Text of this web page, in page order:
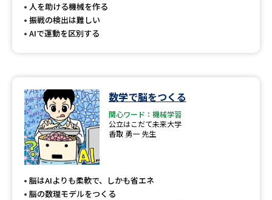
人を助ける機械を作る
振戦の検出は難しい
AIで運動を区別する
数学で脳をつくる
関心ワード：機械学習
公立はこだて未来大学
香取 勇一 先生
脳はAIよりも柔軟で、しかも省エネ
脳の数理モデルをつくる